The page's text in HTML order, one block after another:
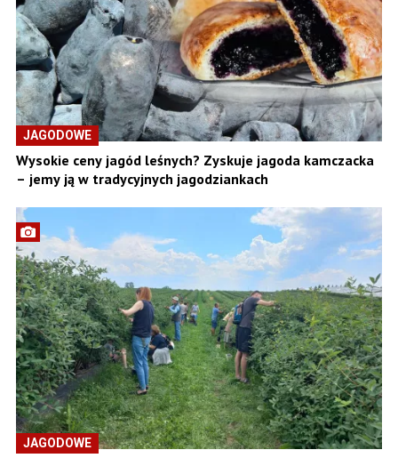
JAGODOWE
Wysokie ceny jagód leśnych? Zyskuje jagoda kamczacka
– jemy ją w tradycyjnych jagodziankach
JAGODOWE